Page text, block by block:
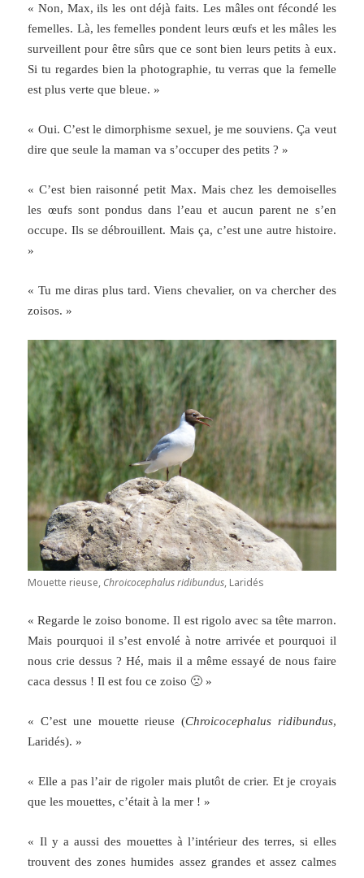
« Non, Max, ils les ont déjà faits. Les mâles ont fécondé les
femelles. Là, les femelles pondent leurs œufs et les mâles les
surveillent pour être sûrs que ce sont bien leurs petits à eux.
Si tu regardes bien la photographie, tu verras que la femelle
est plus verte que bleue. »
« Oui. C’est le dimorphisme sexuel, je me souviens. Ça veut
dire que seule la maman va s’occuper des petits ? »
« C’est bien raisonné petit Max. Mais chez les demoiselles
les œufs sont pondus dans l’eau et aucun parent ne s’en
occupe. Ils se débrouillent. Mais ça, c’est une autre histoire.
»
« Tu me diras plus tard. Viens chevalier, on va chercher des
zoisos. »
Mouette rieuse, Chroicocephalus ridibundus, Laridés
« Regarde le zoiso bonome. Il est rigolo avec sa tête marron.
Mais pourquoi il s’est envolé à notre arrivée et pourquoi il
nous crie dessus ? Hé, mais il a même essayé de nous faire
caca dessus ! Il est fou ce zoiso 🙁 »
« C’est une mouette rieuse (Chroicocephalus ridibundus,
Laridés). »
« Elle a pas l’air de rigoler mais plutôt de crier. Et je croyais
que les mouettes, c’était à la mer ! »
« Il y a aussi des mouettes à l’intérieur des terres, si elles
trouvent des zones humides assez grandes et assez calmes